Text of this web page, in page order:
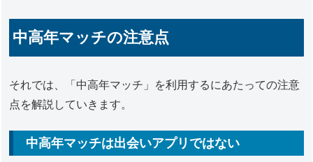
中高年マッチの注意点
それでは、「中高年マッチ」を利用するにあたっての注意
点を解説していきます。
中高年マッチは出会いアプリではない